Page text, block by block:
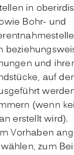
in
Bohr- und
und
auf
(wenn
erstellt wird).
Vorhaben
zum